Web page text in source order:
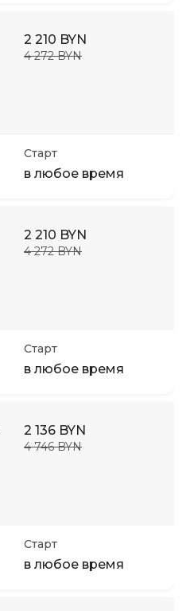
2 210 BYN
4 272 BYN
Старт
в любое время
2 210 BYN
4 272 BYN
Старт
в любое время
2 136 BYN
4 746 BYN
Старт
в любое время